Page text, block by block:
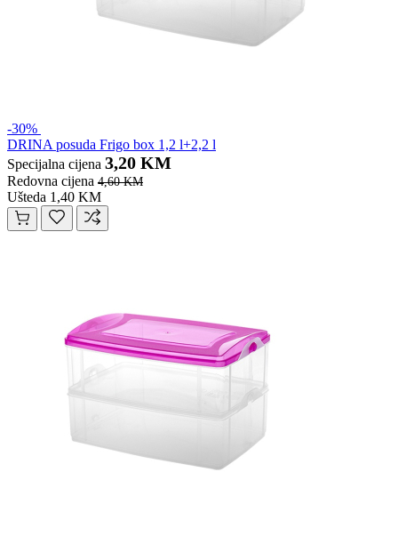
-30%
DRINA posuda Frigo box 1,2 l+2,2 l
Specijalna cijena 3,20 KM
Redovna cijena 4,60 KM
Ušteda 1,40 KM